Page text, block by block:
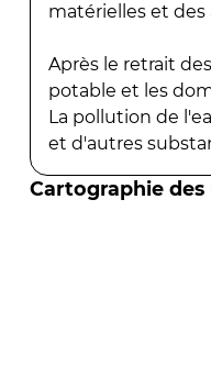
matérielles et
Après le retrait
potable et les
La pollution de
et d'autres
Cartographie